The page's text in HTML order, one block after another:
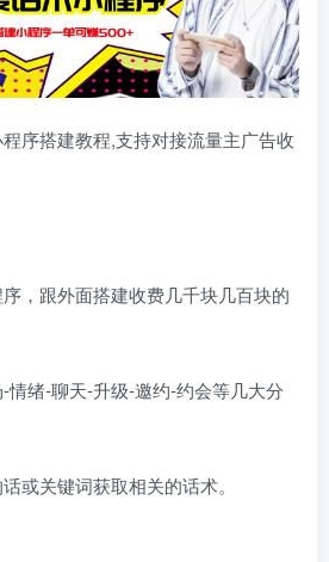
序搭建教程,支持对接流量主广告收
，跟外面搭建收费几千块几百块的
情绪-聊天-升级-邀约-约会等几大分
或关键词获取相关的话术。